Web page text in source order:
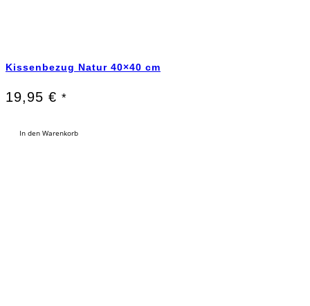
Kissenbezug Natur 40×40 cm
19,95 € *
In den Warenkorb